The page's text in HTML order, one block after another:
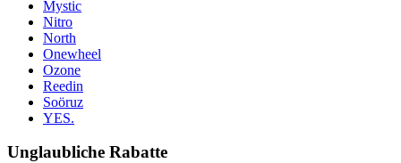
Mystic
Nitro
North
Onewheel
Ozone
Reedin
Soöruz
YES.
Unglaubliche Rabatte